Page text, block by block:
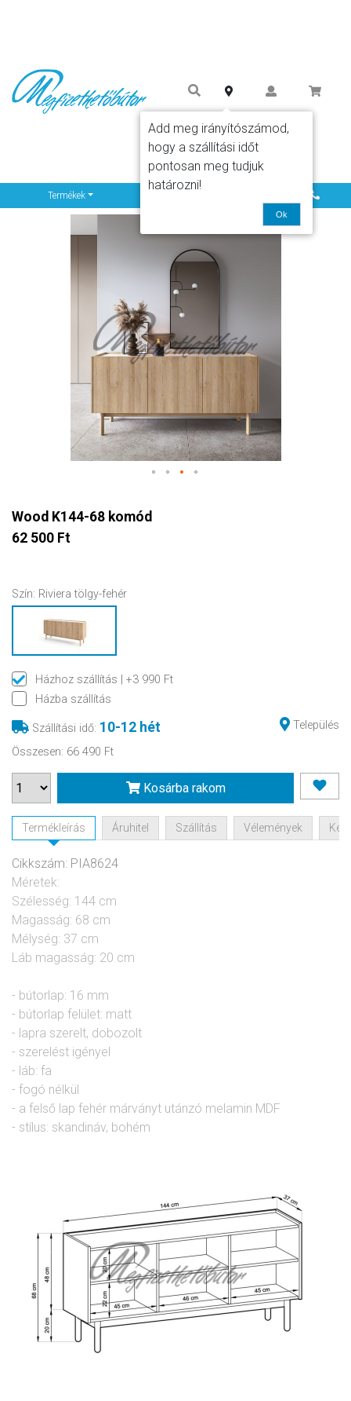
Termékek
Wood K144-68 komód
62 500 Ft
Szín: Riviera tölgy-fehér
Házhoz szállítás
| +3 990 Ft
Házba szállítás
Szállítási idő: 10-12 hét
Település
Összesen: 66 490 Ft
Kosárba rakom
Termékleírás Áruhitel Szállítás Vélemények
Cikkszám: PIA8624
Méretek:
Szélesség: 144 cm
Magasság: 68 cm
Mélység: 37 cm
Láb magasság: 20 cm
- bútorlap: 16 mm
- bútorlap felület: matt
- lapra szerelt, dobozolt
- szerelést igényel
- láb: fa
- fogó nélkül
- a felső lap fehér márványt utánzó melamin MDF
- stílus: skandináv, bohém
Add meg irányítószámod,
hogy a szállítási időt
pontosan meg tudjuk
határozni!
Ok